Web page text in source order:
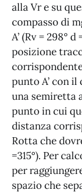
alla Vr e su
compasso di
A’ (Rv = 298°
posizione
punto A’ con
una semiretta
punto in cui
distanza
Rotta che
=315°). Per
per
spazio che